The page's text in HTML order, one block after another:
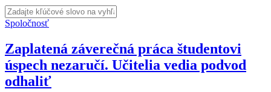
Spoločnosť
Zaplatená záverečná práca študentovi
úspech nezaručí. Učitelia vedia podvod
odhaliť